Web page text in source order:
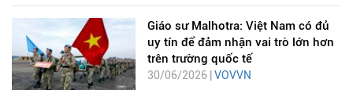
Giáo sư Malhotra: Việt Nam có đủ
uy tín để đảm nhận vai trò lớn hơn
trên trường quốc tế
30/06/2026 | VOVVN